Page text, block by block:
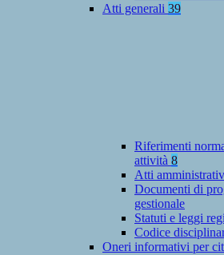
Atti generali 39
Riferimenti
attività 8
Atti
Documenti di
gestionale
Statuti e leggi
Codice
Oneri informativi per